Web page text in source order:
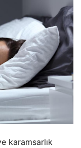
karamsarlık